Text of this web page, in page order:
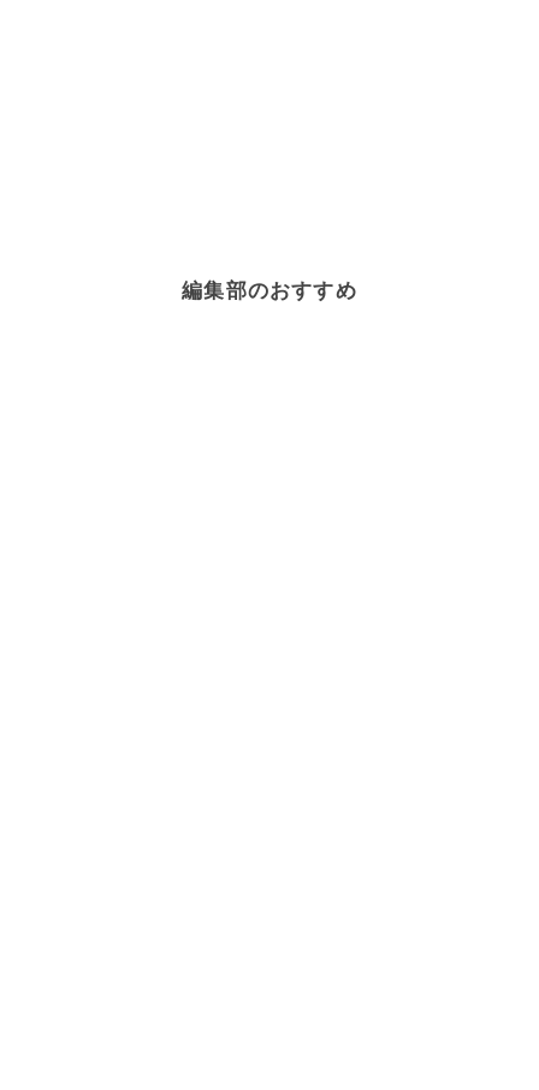
編集部のおすすめ